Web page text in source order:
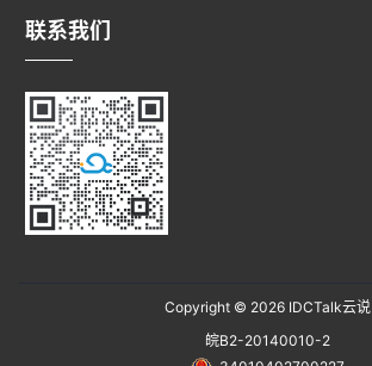
联系我们
Copyright © 2026IDCTalk云说
皖B2-20140010-2